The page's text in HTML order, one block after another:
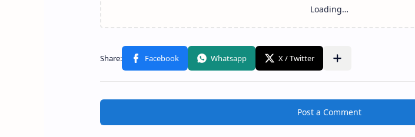
Post a Comment